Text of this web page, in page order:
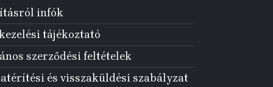
infók
tájékoztató
szerződési feltételek
és visszaküldési szabályzat